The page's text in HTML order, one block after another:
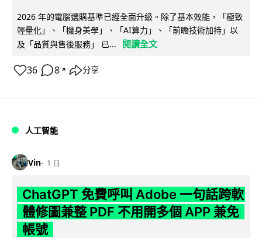
2026 年的電腦選購基準已經全面升級。除了基本效能，「極致
輕量化」、「機身美學」、「AI算力」、「前瞻技術加持」以
及「品質與售後服務」 已...
閱讀全文
36 8 ↗ 分享
人工智能
Vin 1 日
ChatGPT 免費呼叫 Adobe 一句話跨軟
體修圖兼整 PDF 不用開多個 APP 兼免
帳號